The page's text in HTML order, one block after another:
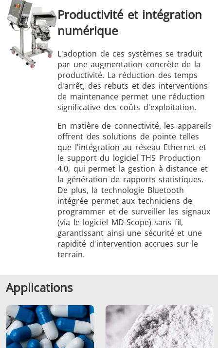
Productivité et intégration
numérique
L'adoption de ces systèmes se traduit
par une augmentation concrète de la
productivité. La réduction des temps
d'arrêt, des rebuts et des interventions
de maintenance permet une réduction
significative des coûts d'exploitation.
En matière de connectivité, les appareils
offrent des solutions de pointe telles
que l'intégration au réseau Ethernet et
le support du logiciel THS Production
4.0, qui permet la gestion à distance et
la génération de rapports statistiques.
De plus, la technologie Bluetooth
intégrée permet aux techniciens de
programmer et de surveiller les signaux
(via le logiciel MD-Scope) sans fil,
garantissant ainsi une sécurité et une
rapidité d'intervention accrues sur le
terrain.
Applications